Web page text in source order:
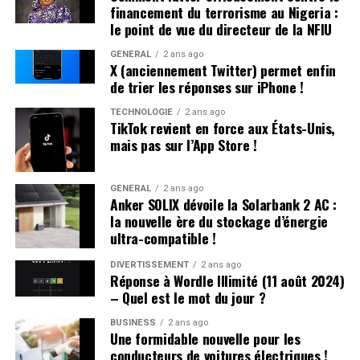
Une Enfance Entourée d’Autres « Hugo »
Dès son plus jeune âge, Hugo se retrouve entouré
d’autres enfants portant le même nom. Selon les
statistiques de l’Insee,7 694 garçons ont été
prénommés Hugo en 2000,faisant de ce prénom le
quatrième plus populaire cette année-là. À l’école
primaire,il côtoie plusieurs camarades appelés Thibault
et autres prénoms similaires. Pour éviter toute
confusion lors des appels en classe, les enseignants
ajoutent souvent la première lettre du nom de famille
après le prénom : ainsi devient-il rapidement « Hugo
D. », un surnom auquel il s’habitue sans arduousé.
Pensées sur l’Identité Associée au
Prénom
financement du terrorisme au Nigeria :
le point de vue du directeur de la NFIU
GÉNÉRAL 2 ans ago
X (anciennement Twitter) permet enfin
de trier les réponses sur iPhone !
TECHNOLOGIE 2 ans ago
TikTok revient en force aux États-Unis,
mais pas sur l’App Store !
GÉNÉRAL 2 ans ago
Anker SOLIX dévoile la Solarbank 2 AC :
la nouvelle ère du stockage d’énergie
ultra-compatible !
DIVERTISSEMENT 2 ans ago
Réponse à Wordle Illimité (11 août 2024)
– Quel est le mot du jour ?
BUSINESS 2 ans ago
Une formidable nouvelle pour les
conducteurs de voitures électriques !